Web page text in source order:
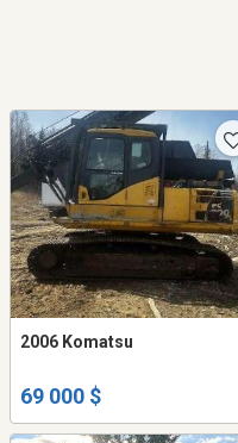
2006 Komatsu
69 000 $